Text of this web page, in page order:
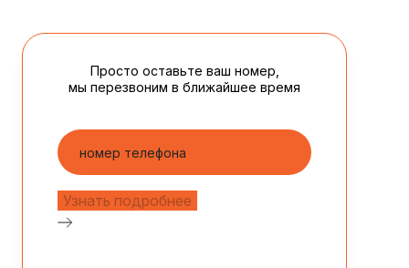
Просто оставьте ваш номер,
мы перезвоним в ближайшее время